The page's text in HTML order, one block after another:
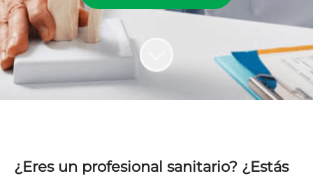
¿Eres un profesional sanitario? ¿Estás